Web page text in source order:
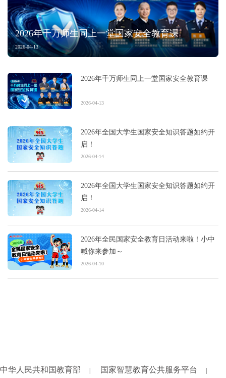
2026年千万师生同上一堂国家安全教育课
2026-04-13
2026年千万师生同上一堂国家安全教育课
2026-04-13
2026年全国大学生国家安全知识答题如约开
启！
2026-04-14
2026年全国大学生国家安全知识答题如约开
启！
2026-04-14
2026年全民国家安全教育日活动来啦！小中
喊你来参加～
2026-04-10
中华人民共和国教育部 国家智慧教育公共服务平台